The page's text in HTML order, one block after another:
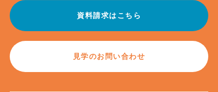
資料請求はこちら
見学のお問い合わせ